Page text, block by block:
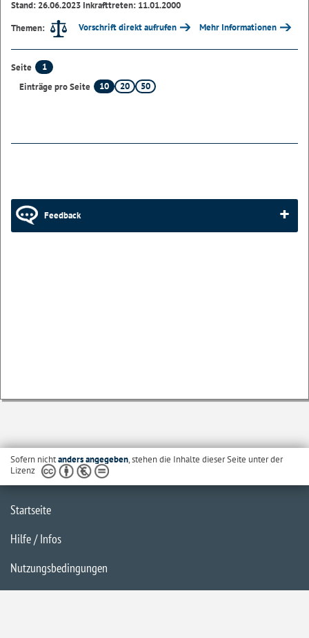
Stand: 26.06.2023 Inkrafttreten: 11.01.2000
Themen:
Vorschrift direkt aufrufen Mehr Informationen
Seite
1
Einträge pro Seite
10 20 50
Feedback
Sofern nichtanders angegeben, stehen die Inhalte dieser Seite unter der
Lizenz
Startseite
Hilfe / Infos
Nutzungsbedingungen